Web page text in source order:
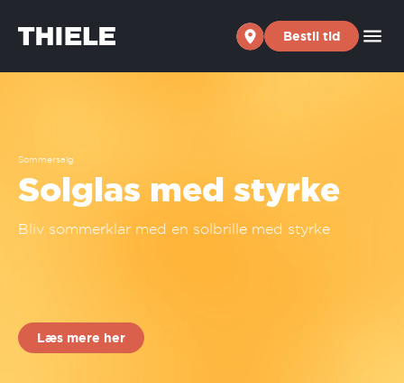
Bestil tid
Sommersalg
Solglas med styrke
Bliv sommerklar med en solbrille med styrke
Læs mere her